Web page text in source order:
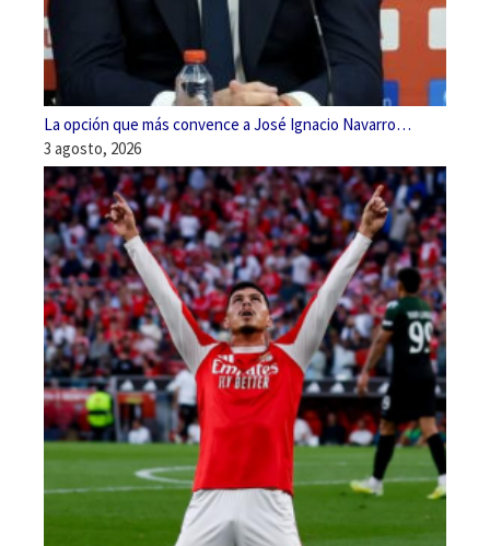
La opción que más convence a José Ignacio Navarro…
3 agosto, 2026